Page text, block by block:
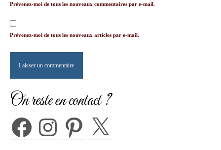
Prévenez-moi de tous les nouveaux commentaires par e-mail.
Prévenez-moi de tous les nouveaux articles par e-mail.
On reste en contact ?
FacebookInstagramPinterest X